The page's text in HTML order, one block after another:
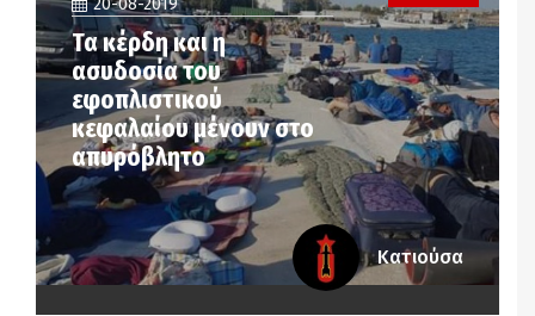
20-08-2019
Τα κέρδη και η
ασυδοσία του
εφοπλιστικού
κεφαλαίου μένουν στο
απυρόβλητο
Κατιούσα